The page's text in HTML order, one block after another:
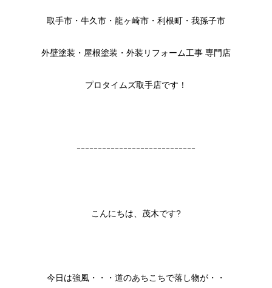
取手市・牛久市・龍ヶ崎市・利根町・我孫子市
外壁塗装・屋根塗装・外装リフォーム工事 専門店
プロタイムズ取手店です！
ｰｰｰｰｰｰｰｰｰｰｰｰｰｰｰｰｰｰｰｰｰｰｰｰｰｰｰｰ
こんにちは、茂木です?
今日は強風・・・道のあちこちで落し物が・・